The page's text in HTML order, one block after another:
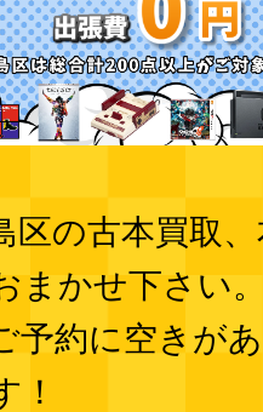
区の古本買取
まかせ下さい
予約に空きが
！